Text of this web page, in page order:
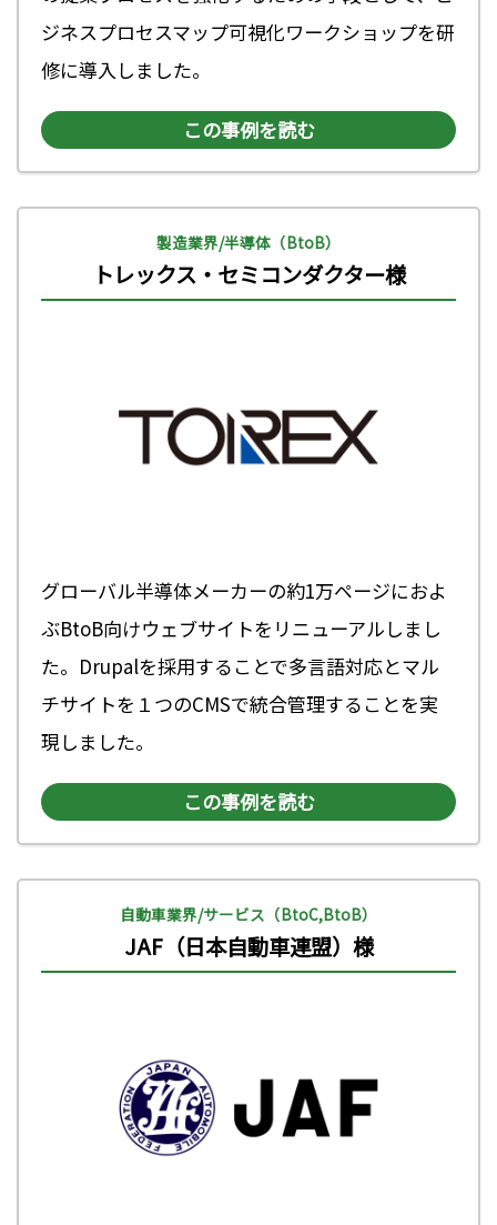
ジネスプロセスマップ可視化ワークショップを研
修に導入しました。
この事例を読む
製造業界/半導体（BtoB）
トレックス・セミコンダクター様
グローバル半導体メーカーの約1万ページにおよ
ぶBtoB向けウェブサイトをリニューアルしまし
た。Drupalを採用することで多言語対応とマル
チサイトを１つのCMSで統合管理することを実
現しました。
この事例を読む
自動車業界/サービス（BtoC,BtoB）
JAF（日本自動車連盟）様